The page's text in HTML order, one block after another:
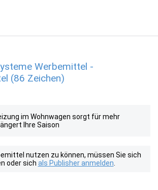
Werbemittel -
(86 Zeichen)
im Wohnwagen sorgt für mehr
Ihre Saison
nutzen zu können, müssen Sie sich
oder sich als Publisher anmelden